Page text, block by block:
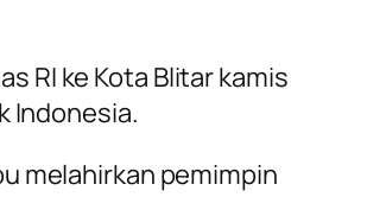
RI ke Kota Blitar kamis
Indonesia.
melahirkan pemimpin